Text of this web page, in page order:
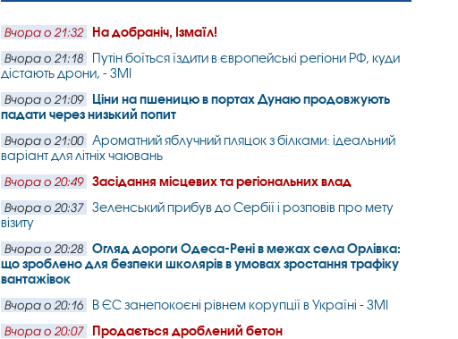
Вчора о 21:32 На добраніч, Ізмаїл!
Вчора о 21:18
Путін боїться їздити в європейські регіони РФ, куди
дістають дрони, - ЗМІ
Вчора о 21:09
Ціни на пшеницю в портах Дунаю продовжують
падати через низький попит
Вчора о 21:00
Ароматний яблучний пляцок з білками: ідеальний
варіант для літніх чаювань
Вчора о 20:49 Засідання місцевих та регіональних влад
Вчора о 20:37
Зеленський прибув до Сербії і розповів про мету
візиту
Вчора о 20:28
Огляд дороги Одеса-Рені в межах села Орлівка:
що зроблено для безпеки школярів в умовах зростання трафіку
вантажівок
Вчора о 20:16 В ЄС занепокоєні рівнем корупції в Україні - ЗМІ
Вчора о 20:07 Продається дроблений бетон